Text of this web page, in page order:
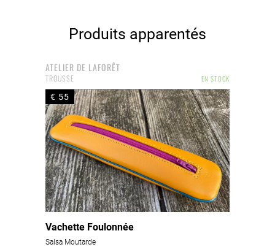
Produits apparentés
ATELIER DE LAFORÊT
EN STOCK
TROUSSE
€ 55
Vachette Foulonnée
Salsa Moutarde